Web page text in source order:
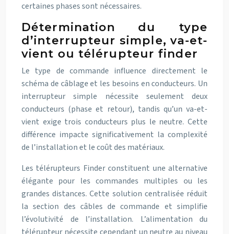
certaines phases sont nécessaires.
Détermination du type
d’interrupteur simple, va-et-
vient ou télérupteur finder
Le type de commande influence directement le
schéma de câblage et les besoins en conducteurs. Un
interrupteur simple nécessite seulement deux
conducteurs (phase et retour), tandis qu’un va-et-
vient exige trois conducteurs plus le neutre. Cette
différence impacte significativement la complexité
de l’installation et le coût des matériaux.
Les télérupteurs Finder constituent une alternative
élégante pour les commandes multiples ou les
grandes distances. Cette solution centralisée réduit
la section des câbles de commande et simplifie
l’évolutivité de l’installation. L’alimentation du